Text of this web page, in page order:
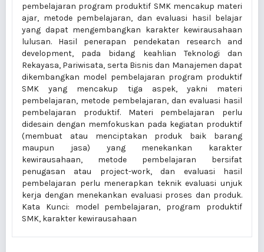
pembelajaran program produktif SMK mencakup materi
ajar, metode pembelajaran, dan evaluasi hasil belajar
yang dapat mengembangkan karakter kewirausahaan
lulusan. Hasil penerapan pendekatan research and
development, pada bidang keahlian Teknologi dan
Rekayasa, Pariwisata, serta Bisnis dan Manajemen dapat
dikembangkan model pembelajaran program produktif
SMK yang mencakup tiga aspek, yakni materi
pembelajaran, metode pembelajaran, dan evaluasi hasil
pembelajaran produktif. Materi pembelajaran perlu
didesain dengan memfokuskan pada kegiatan produktif
(membuat atau menciptakan produk baik barang
maupun jasa) yang menekankan karakter
kewirausahaan, metode pembelajaran bersifat
penugasan atau project-work, dan evaluasi hasil
pembelajaran perlu menerapkan teknik evaluasi unjuk
kerja dengan menekankan evaluasi proses dan produk.
Kata Kunci: model pembelajaran, program produktif
SMK, karakter kewirausahaan